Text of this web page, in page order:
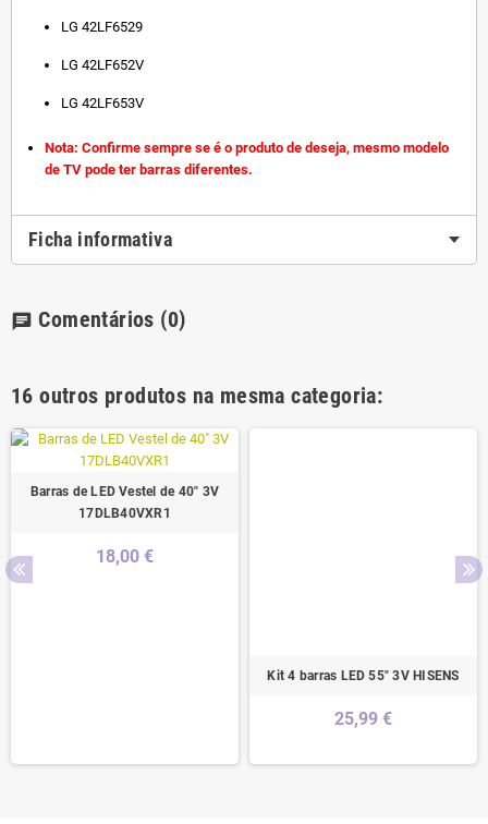
LG 42LF6529
LG 42LF652V
LG 42LF653V
Nota: Confirme sempre se é o produto de deseja, mesmo modelo
de TV pode ter barras diferentes.
Ficha informativa
chat Comentários (0)
16 outros produtos na mesma categoria:
Barras de LED Vestel de 40" 3V
17DLB40VXR1
18,00 €
Kit 4 barras LED 55" 3V HISENS
25,99 €